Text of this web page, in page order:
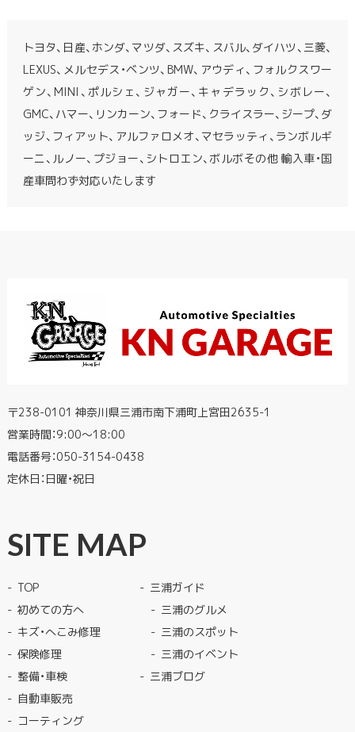
トヨタ、日産、ホンダ、マツダ、スズキ、スバル、ダイハツ、三菱、
LEXUS、メルセデス・ベンツ、BMW、アウディ、フォルクスワー
ゲン、MINI、ポルシェ、ジャガー、キャデラック、シボレー、
GMC、ハマー、リンカーン、フォード、クライスラー、ジープ、ダ
ッジ、フィアット、アルファロメオ、マセラッティ、ランボルギ
ーニ、ルノー、プジョー、シトロエン、ボルボその他 輸入車・国
産車問わず対応いたします
〒238-0101 神奈川県三浦市南下浦町上宮田2635-1
営業時間：9:00〜18:00
電話番号：050-3154-0438
定休日：日曜・祝日
SITE MAP
TOP
初めての方へ
キズ・へこみ修理
保険修理
整備・車検
自動車販売
コーティング
三浦ガイド
三浦のグルメ
三浦のスポット
三浦のイベント
三浦ブログ